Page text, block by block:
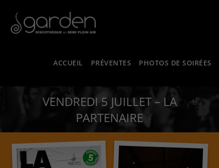
ACCUEIL PRÉVENTES PHOTOS DE SOIRÉES
VENDREDI 5 JUILLET – LA
PARTENAIRE